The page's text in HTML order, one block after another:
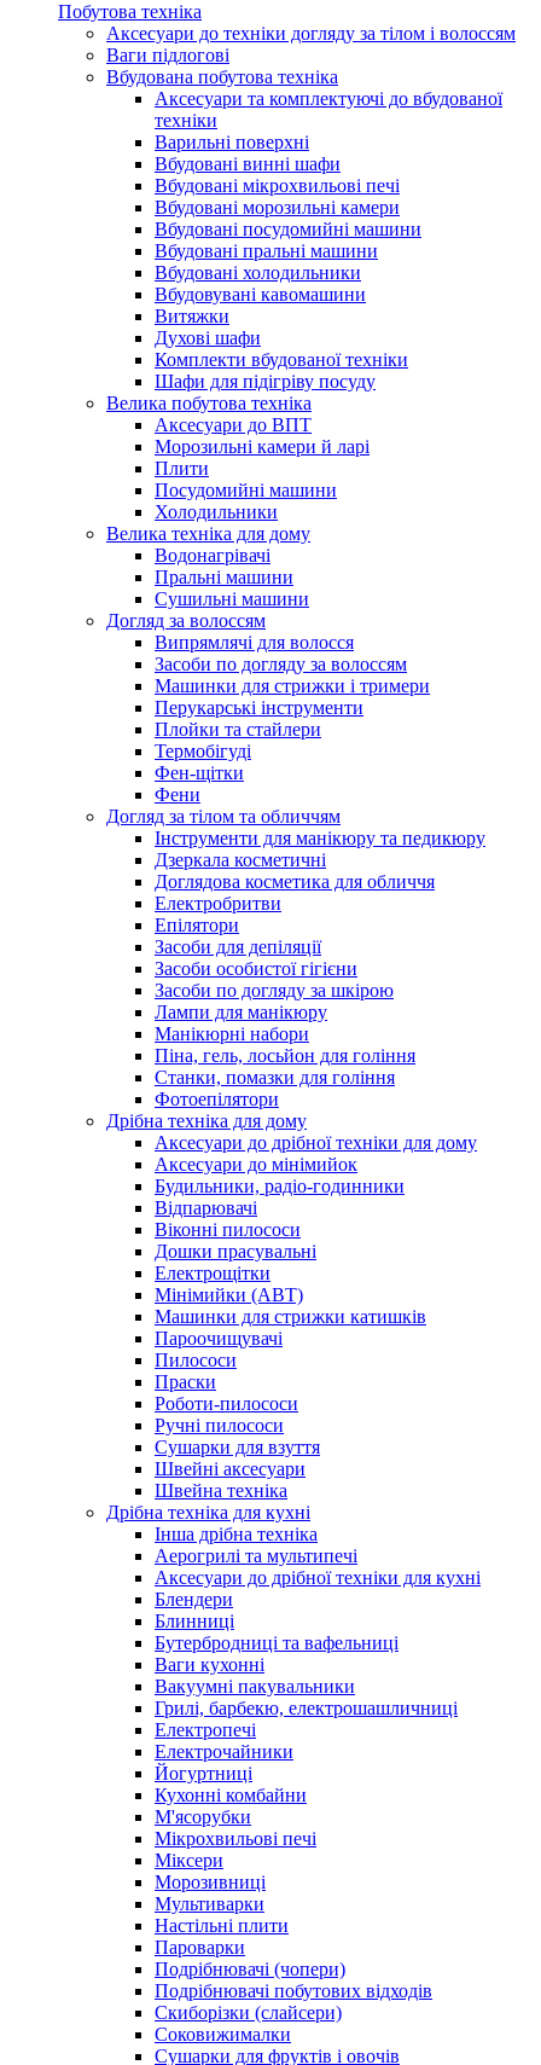
Побутова техніка
Аксесуари до техніки догляду за тілом і волоссям
Ваги підлогові
Вбудована побутова техніка
Аксесуари та комплектуючі до вбудованої
техніки
Варильні поверхні
Вбудовані винні шафи
Вбудовані мікрохвильові печі
Вбудовані морозильні камери
Вбудовані посудомийні машини
Вбудовані пральні машини
Вбудовані холодильники
Вбудовувані кавомашини
Витяжки
Духові шафи
Комплекти вбудованої техніки
Шафи для підігріву посуду
Велика побутова техніка
Аксесуари до ВПТ
Морозильні камери й ларі
Плити
Посудомийні машини
Холодильники
Велика техніка для дому
Водонагрівачі
Пральні машини
Сушильні машини
Догляд за волоссям
Випрямлячі для волосся
Засоби по догляду за волоссям
Машинки для стрижки і тримери
Перукарські інструменти
Плойки та стайлери
Термобігуді
Фен-щітки
Фени
Догляд за тілом та обличчям
Інструменти для манікюру та педикюру
Дзеркала косметичні
Доглядова косметика для обличчя
Електробритви
Епілятори
Засоби для депіляції
Засоби особистої гігієни
Засоби по догляду за шкірою
Лампи для манікюру
Манікюрні набори
Піна, гель, лосьйон для гоління
Станки, помазки для гоління
Фотоепілятори
Дрібна техніка для дому
Аксесуари до дрібної техніки для дому
Аксесуари до мінімийок
Будильники, радіо-годинники
Відпарювачі
Віконні пилососи
Дошки прасувальні
Електрощітки
Мінімийки (АВТ)
Машинки для стрижки катишків
Пароочищувачі
Пилососи
Праски
Роботи-пилососи
Ручні пилососи
Сушарки для взуття
Швейні аксесуари
Швейна техніка
Дрібна техніка для кухні
Інша дрібна техніка
Аерогрилі та мультипечі
Аксесуари до дрібної техніки для кухні
Блендери
Блинниці
Бутербродниці та вафельниці
Ваги кухонні
Вакуумні пакувальники
Грилі, барбекю, електрошашличниці
Електропечі
Електрочайники
Йогуртниці
Кухонні комбайни
М'ясорубки
Мікрохвильові печі
Міксери
Морозивниці
Мультиварки
Настільні плити
Пароварки
Подрібнювачі (чопери)
Подрібнювачі побутових відходів
Скиборізки (слайсери)
Соковижималки
Сушарки для фруктів і овочів